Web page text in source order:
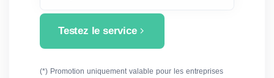
Testez le service
(*) Promotion uniquement valable pour les entreprises